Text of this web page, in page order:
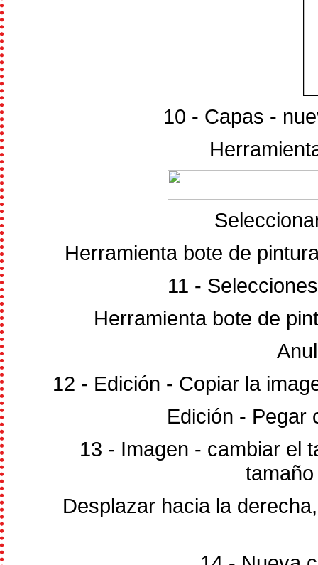
10 - Capas -
Herramienta bote de
11 -
Herramienta bote de
12 - Edición - Copiar la
Edición - Pegar
13 - Imagen - cambiar el
Desplazar hacia la